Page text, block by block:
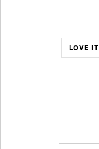
LOVE IT